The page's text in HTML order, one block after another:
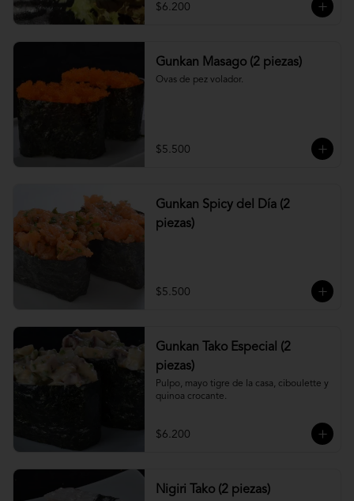
$6.200
Gunkan Masago (2 piezas)
Ovas de pez volador.
$5.500
Gunkan Spicy del Día (2
piezas)
$5.500
Gunkan Tako Especial (2
piezas)
Pulpo, mayo tigre de la casa, ciboulette y
quinoa crocante.
$6.200
Nigiri Tako (2 piezas)